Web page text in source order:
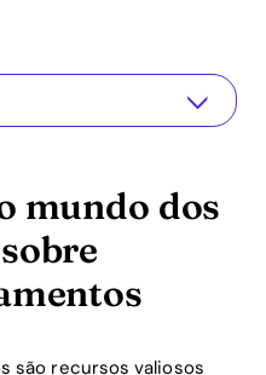
sobre relacionamentos
para casais
para parcerias de longo prazo
de relacionamento
sobre relacionamentos
sobre relacionamentos
sobre relacionamentos
mundo dos
são recursos valiosos